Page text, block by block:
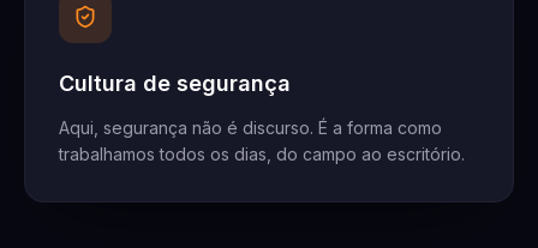
Cultura de segurança
Aqui, segurança não é discurso. É a forma como
trabalhamos todos os dias, do campo ao escritório.